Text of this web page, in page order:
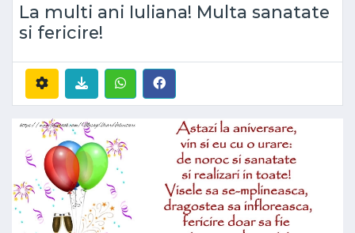
La multi ani Iuliana! Multa sanatate
si fericire!